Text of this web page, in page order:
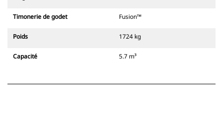
Timonerie de godet Fusion™
Poids 1724 kg
Capacité 5.7 m³